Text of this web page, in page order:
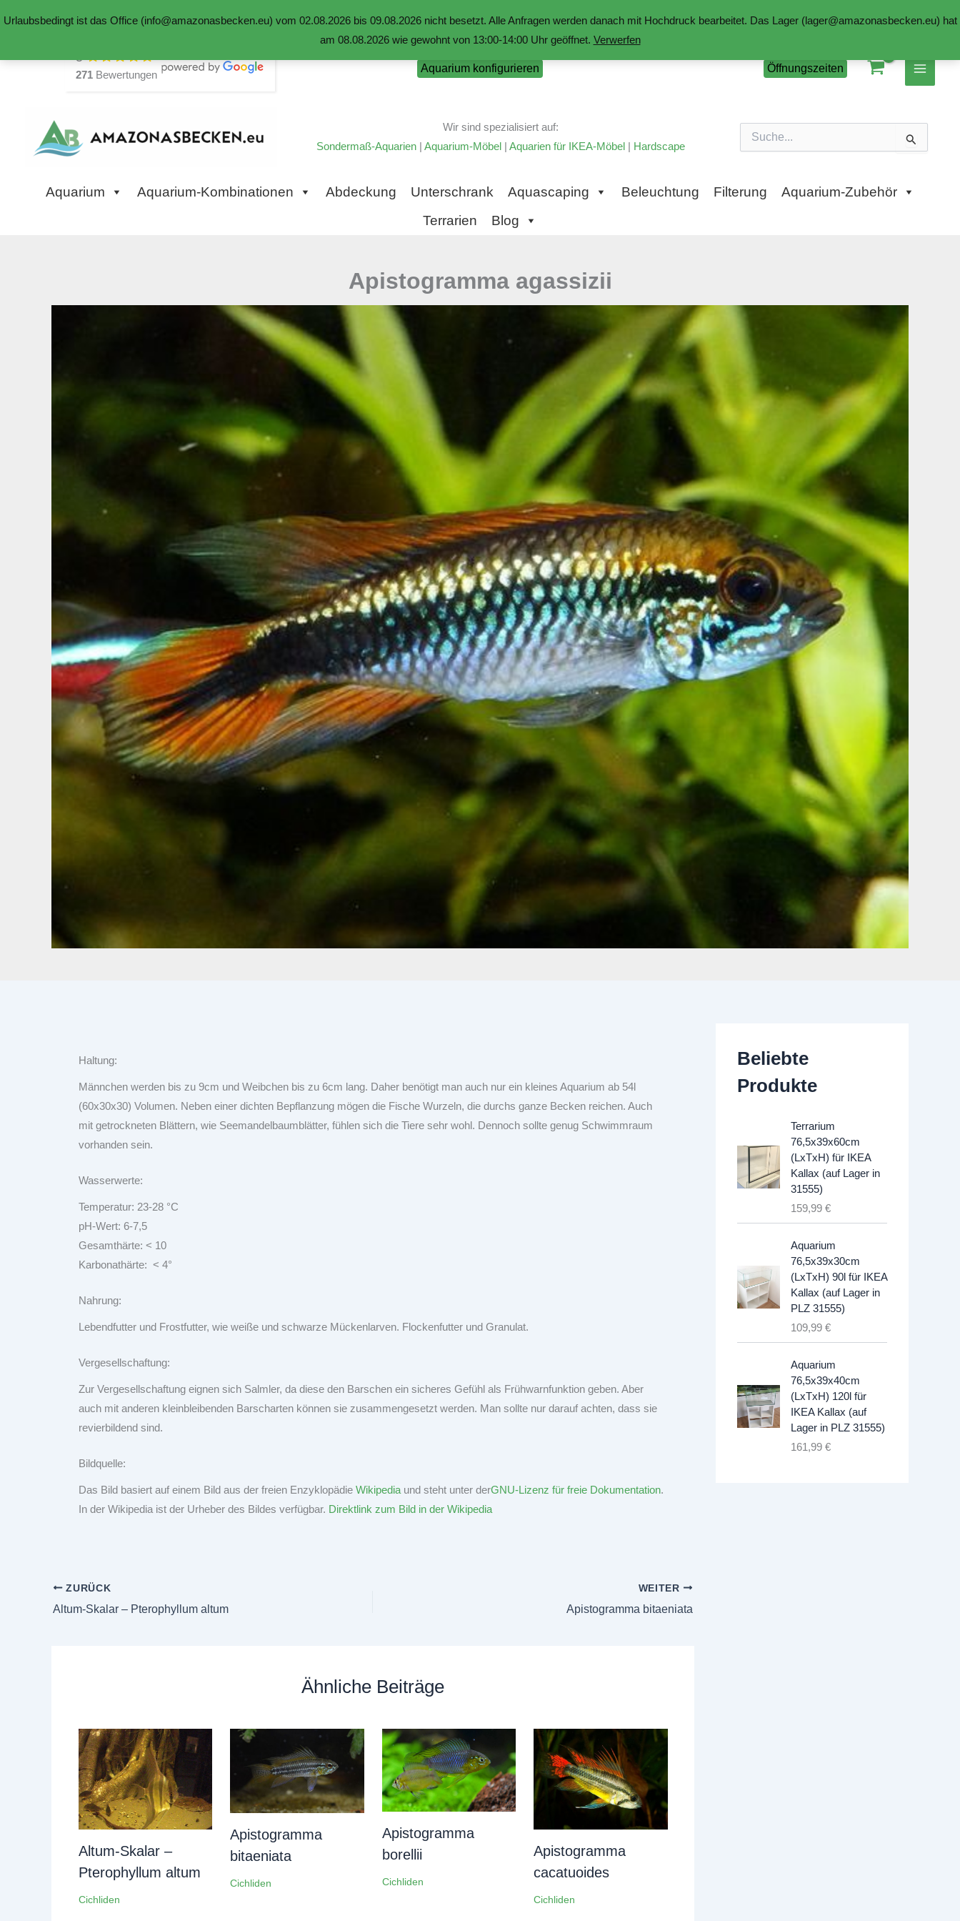
Urlaubsbedingt ist das Office (info@amazonasbecken.eu) vom 02.08.2026 bis 09.08.2026 nicht besetzt. Alle Anfragen werden danach mit Hochdruck bearbeitet. Das Lager (lager@amazonasbecken.eu) hat
am 08.08.2026 wie gewohnt von 13:00-14:00 Uhr geöffnet. Verwerfen
5
271 Bewertungen
Aquarium konfigurieren Öffnungszeiten
Wir sind spezialisiert auf:
Sondermaß-Aquarien | Aquarium-Möbel | Aquarien für IKEA-Möbel | Hardscape
nach:
Aquarium Aquarium-Kombinationen Abdeckung Unterschrank Aquascaping Beleuchtung Filterung
Aquarium-Zubehör
Terrarien
Blog
Apistogramma agassizii
Haltung:
Männchen werden bis zu 9cm und Weibchen bis zu 6cm lang. Daher benötigt man auch nur ein kleines Aquarium ab 54l
(60x30x30) Volumen. Neben einer dichten Bepflanzung mögen die Fische Wurzeln, die durchs ganze Becken reichen. Auch
mit getrockneten Blättern, wie Seemandelbaumblätter, fühlen sich die Tiere sehr wohl. Dennoch sollte genug Schwimmraum
vorhanden sein.
Wasserwerte:
Temperatur: 23-28 °C
pH-Wert: 6-7,5
Gesamthärte: < 10
Karbonathärte: < 4°
Nahrung:
Lebendfutter und Frostfutter, wie weiße und schwarze Mückenlarven. Flockenfutter und Granulat.
Vergesellschaftung:
Zur Vergesellschaftung eignen sich Salmler, da diese den Barschen ein sicheres Gefühl als Frühwarnfunktion geben. Aber
auch mit anderen kleinbleibenden Barscharten können sie zusammengesetzt werden. Man sollte nur darauf achten, dass sie
revierbildend sind.
Bildquelle:
Das Bild basiert auf einem Bild aus der freien Enzyklopädie Wikipediaund steht unter derGNU-Lizenz für freie Dokumentation.
In der Wikipedia ist der Urheber des Bildes verfügbar. Direktlink zum Bild in der Wikipedia
ZURÜCK
Altum-Skalar – Pterophyllum altum
WEITER
Apistogramma bitaeniata
Ähnliche Beiträge
Altum-Skalar –
Pterophyllum altum
Cichliden
Apistogramma
bitaeniata
Cichliden
Apistogramma
borellii
Cichliden
Apistogramma
cacatuoides
Cichliden
Beliebte
Produkte
Terrarium
76,5x39x60cm
(LxTxH) für IKEA
Kallax (auf Lager in
31555)
159,99 €
Aquarium
76,5x39x30cm
(LxTxH) 90l für IKEA
Kallax (auf Lager in
PLZ 31555)
109,99 €
Aquarium
76,5x39x40cm
(LxTxH) 120l für
IKEA Kallax (auf
Lager in PLZ 31555)
161,99 €